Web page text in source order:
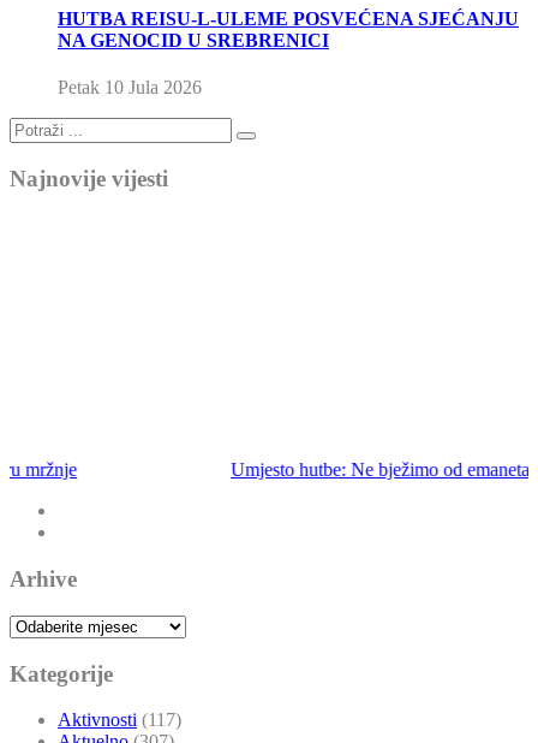
HUTBA REISU-L-ULEME POSVEĆENA SJEĆANJU
NA GENOCID U SREBRENICI
Petak 10 Jula 2026
Najnovije vijesti
Umjesto hutbe: Ne bježimo od emaneta
Arhive
Arhive
Kategorije
Aktivnosti (117)